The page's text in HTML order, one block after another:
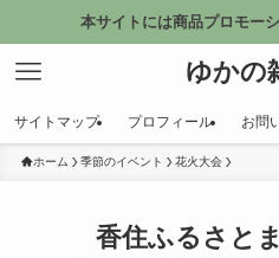
本サイトには商品プロモー
ゆかの
サイトマップ プロフィール お問
ホーム 季節のイベント 花火大会
香住ふるさと